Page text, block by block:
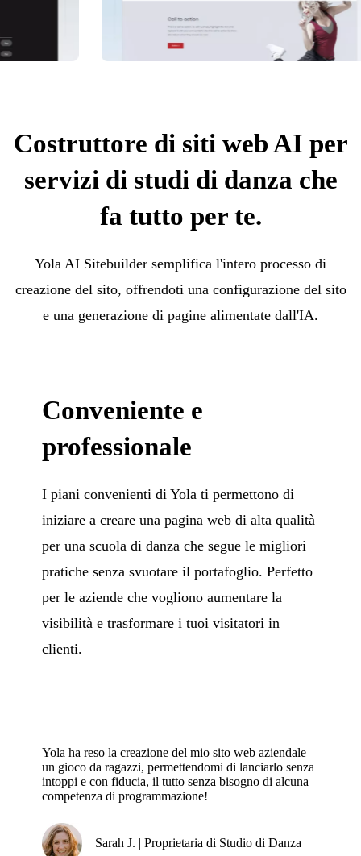
Costruttore di siti web AI per
servizi di studi di danza che
fa tutto per te.
Yola AI Sitebuilder semplifica l'intero processo di
creazione del sito, offrendoti una configurazione del sito
e una generazione di pagine alimentate dall'IA.
Conveniente e
professionale
I piani convenienti di Yola ti permettono di
iniziare a creare una pagina web di alta qualità
per una scuola di danza che segue le migliori
pratiche senza svuotare il portafoglio. Perfetto
per le aziende che vogliono aumentare la
visibilità e trasformare i tuoi visitatori in
clienti.
Yola ha reso la creazione del mio sito web aziendale
un gioco da ragazzi, permettendomi di lanciarlo senza
intoppi e con fiducia, il tutto senza bisogno di alcuna
competenza di programmazione!
Sarah J. | Proprietaria di Studio di Danza